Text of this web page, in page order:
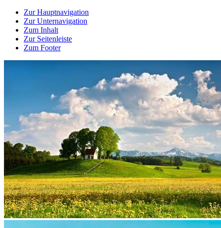
Zur Hauptnavigation
Zur Unternavigation
Zum Inhalt
Zur Seitenleiste
Zum Footer